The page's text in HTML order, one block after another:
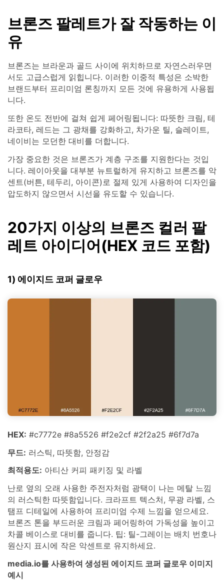
브론즈 팔레트가 잘 작동하는 이
유
브론즈는 브라운과 골드 사이에 위치하므로 자연스러우면
서도 고급스럽게 읽힙니다. 이러한 이중적 특성은 소박한
브랜드부터 프리미엄 론칭까지 모든 것에 유용하게 사용됩
니다.
또한 온도 전반에 걸쳐 쉽게 페어링됩니다: 따뜻한 크림, 테
라코타, 레드는 그 광채를 강화하고, 차가운 틸, 슬레이트,
네이비는 모던한 대비를 더합니다.
가장 중요한 것은 브론즈가 계층 구조를 지원한다는 것입
니다. 레이아웃을 대부분 뉴트럴하게 유지하고 브론즈를 악
센트(버튼, 테두리, 아이콘)로 절제 있게 사용하여 디자인을
압도하지 않으면서 시선을 유도할 수 있습니다.
20가지 이상의 브론즈 컬러 팔
레트 아이디어(HEX 코드 포함)
1) 에이지드 코퍼 글로우
HEX: #c7772e #8a5526 #f2e2cf #2f2a25 #6f7d7a
무드: 러스틱, 따뜻함, 안정감
최적용도: 아티산 커피 패키징 및 라벨
난로 옆의 오래 사용한 주전자처럼 광택이 나는 메탈 느낌
의 러스틱한 따뜻함입니다. 크라프트 텍스처, 무광 라벨, 스
탬프 디테일에 사용하여 프리미엄 수제 느낌을 얻으세요.
브론즈 톤을 부드러운 크림과 페어링하여 가독성을 높이고
차콜 베이스로 대비를 줍니다. 팁: 틸-그레이는 배치 번호나
원산지 표시에 작은 악센트로 유지하세요.
media.io를 사용하여 생성된 에이지드 코퍼 글로우 이미지
예시